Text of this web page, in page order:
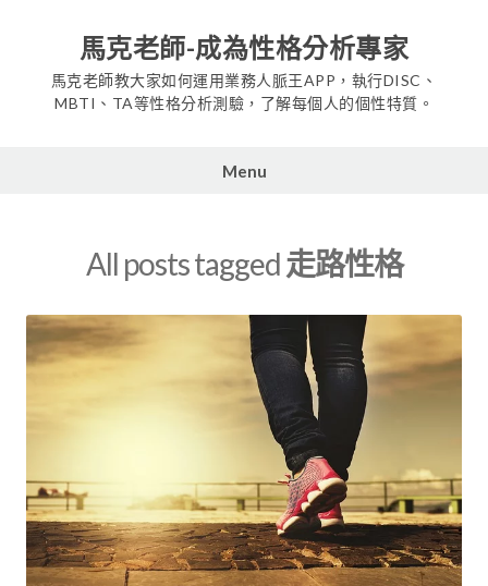
content
馬克老師-成為性格分析專家
馬克老師教大家如何運用業務人脈王APP，執行DISC、
MBTI、TA等性格分析測驗，了解每個人的個性特質。
Menu
All posts tagged走路性格